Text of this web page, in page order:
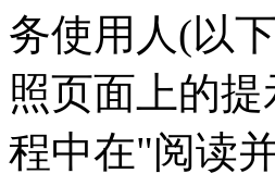
务使用人(以
照页面上的
程中在"阅读